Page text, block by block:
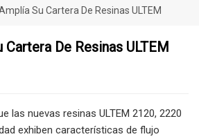
Su Cartera De Resinas ULTEM
De Resinas ULTEM
las nuevas resinas ULTEM 2120, 2220
exhiben características de flujo